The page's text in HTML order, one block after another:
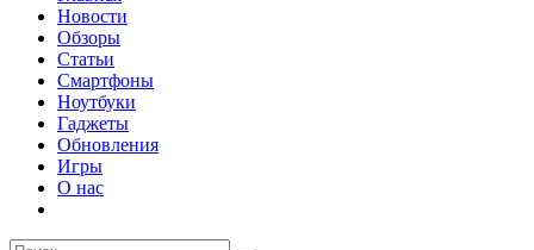
Новости
Обзоры
Статьи
Смартфоны
Ноутбуки
Гаджеты
Обновления
Игры
О нас